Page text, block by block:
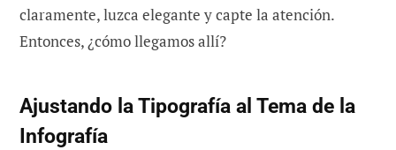
claramente, luzca elegante y capte la atención.
Entonces, ¿cómo llegamos allí?
Ajustando la Tipografía al Tema de la
Infografía